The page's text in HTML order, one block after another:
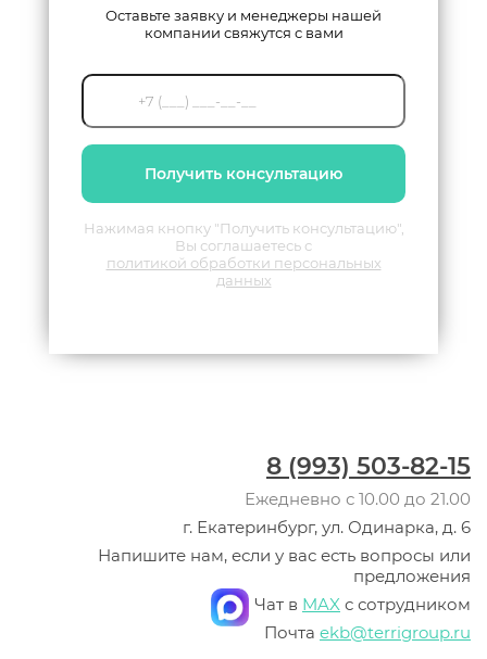
Оставьте заявку и менеджеры нашей
компании свяжутся с вами
Получить консультацию
Нажимая кнопку "Получить консультацию",
Вы соглашаетесь с
политикой обработки персональных
данных
8 (993) 503-82-15
Ежедневно с 10.00 до 21.00
г. Екатеринбург, ул. Одинарка, д. 6
Напишите нам, если у вас есть вопросы или
предложения
Чат в MAX с сотрудником
Почта ekb@terrigroup.ru